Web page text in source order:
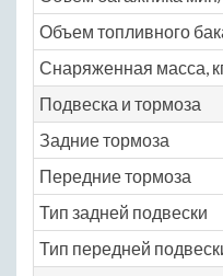
Объем топливного
Снаряженная масса,
Подвеска и тормоза
Задние тормоза
Передние тормоза
Тип задней подвески
Тип передней